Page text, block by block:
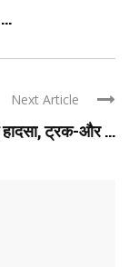
Next Article
ट्रक-और ...